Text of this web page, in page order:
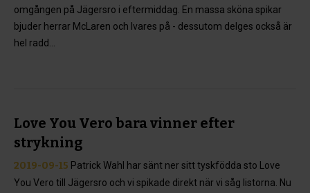
omgången på Jägersro i eftermiddag. En massa sköna spikar
bjuder herrar McLaren och Ivares på - dessutom delges också är
hel radd...
Love You Vero bara vinner efter
strykning
2019-09-15 Patrick Wahl har sänt ner sitt tyskfödda sto Love
You Vero till Jägersro och vi spikade direkt när vi såg listorna. Nu